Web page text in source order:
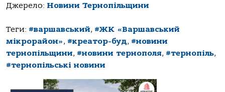
Джерело: Новини Тернопільщини
Теги: #варшавський, #ЖК «Варшавський
мікрорайон», #креатор-буд, #новини
тернопільщини, #новини тернополя, #тернопіль,
#тернопільські новини